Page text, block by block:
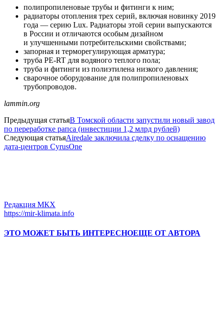
полипропиленовые трубы и фитинги к ним;
радиаторы отопления трех серий, включая новинку 2019
года — серию Lux. Радиаторы этой серии выпускаются
в России и отличаются особым дизайном
и улучшенными потребительскими свойствами;
запорная и терморегулирующая арматура;
труба PE-RT для водяного теплого пола;
труба и фитинги из полиэтилена низкого давления;
сварочное оборудование для полипропиленовых
трубопроводов.
lammin.org
Предыдущая статьяВ Томской области запустили новый завод
по переработке рапса (инвестиции 1,2 млрд рублей)
Следующая статьяAiredale заключила сделку по оснащению
дата-центров CyrusOne
Редакция МКХ
https://mir-klimata.info
ЭТО МОЖЕТ БЫТЬ ИНТЕРЕСНОЕЩЕ ОТ АВТОРА